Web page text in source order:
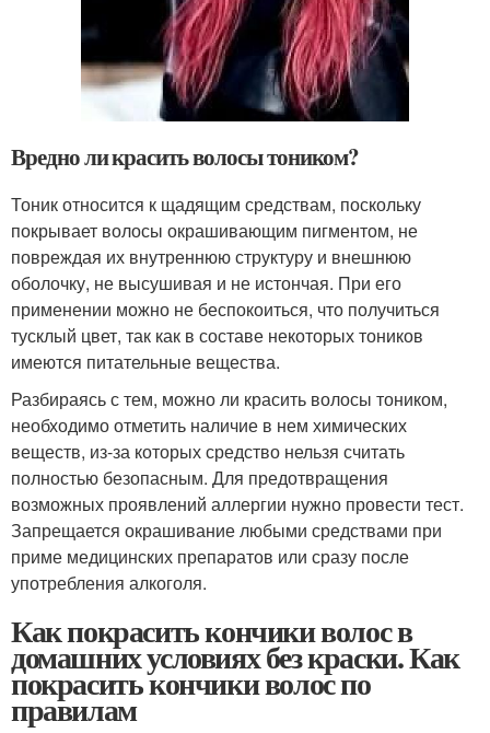
Вредно ли красить волосы тоником?
Тоник относится к щадящим средствам, поскольку
покрывает волосы окрашивающим пигментом, не
повреждая их внутреннюю структуру и внешнюю
оболочку, не высушивая и не истончая. При его
применении можно не беспокоиться, что получиться
тусклый цвет, так как в составе некоторых тоников
имеются питательные вещества.
Разбираясь с тем, можно ли красить волосы тоником,
необходимо отметить наличие в нем химических
веществ, из-за которых средство нельзя считать
полностью безопасным. Для предотвращения
возможных проявлений аллергии нужно провести тест.
Запрещается окрашивание любыми средствами при
приме медицинских препаратов или сразу после
употребления алкоголя.
Как покрасить кончики волос в
домашних условиях без краски. Как
покрасить кончики волос по
правилам